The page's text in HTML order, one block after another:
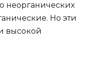
неорганических
Но эти
высокой